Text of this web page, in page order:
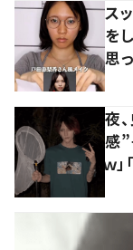
ス
を
思
夜
感
ｗ